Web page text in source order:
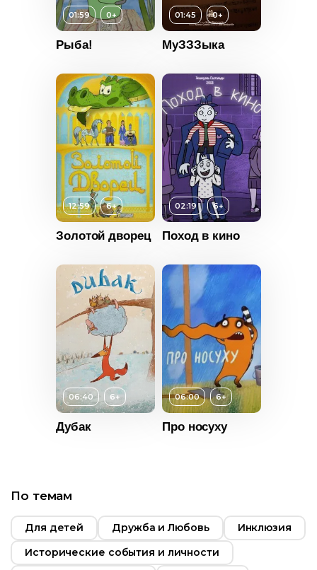
01:59 0+
Рыба!
Возраст 0+
Длительность
Год 2024
Страна Франция
01:45 0+
МуЗЗЗыка
12:59 6+
Золотой дворец
Возраст 6+
Длительность
Страна Франция
02:19 6+
Поход в кино
06:40 6+
Дубак
06:00
06:00 6+
Про носуху
По темам
Для детей Дружба и Любовь
Инклюзия
Исторические события и личности